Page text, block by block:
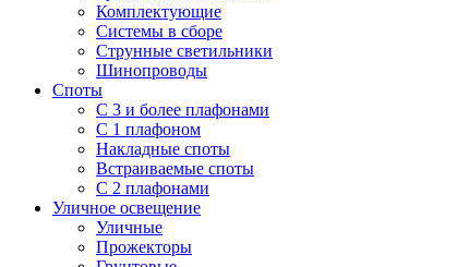
Комплектующие
Системы в сборе
Струнные светильники
Шинопроводы
Споты
С 3 и более плафонами
С 1 плафоном
Накладные споты
Встраиваемые споты
С 2 плафонами
Уличное освещение
Уличные
Прожекторы